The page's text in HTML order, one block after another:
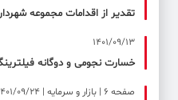
تقدیر از اقدامات مجموعه
1401/09/13
خسارت نجومی و دوگانه
صفحه ۶ | بازار و سرمایه | 1401/09/24